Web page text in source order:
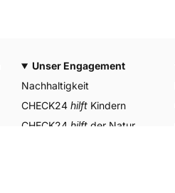
Unser Engagement
Nachhaltigkeit
CHECK24 hilft Kindern
CHECK24 hilft der Natur